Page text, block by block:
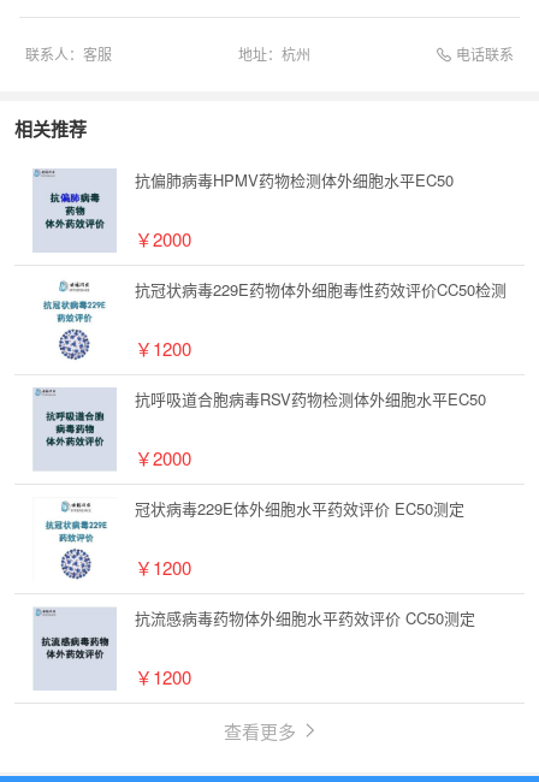
联系人： 客服 地址： 杭州 电话联系
相关推荐
抗偏肺病毒HPMV药物检测体外细胞水平EC50
￥2000
抗冠状病毒229E药物体外细胞毒性药效评价CC50检测
￥1200
抗呼吸道合胞病毒RSV药物检测体外细胞水平EC50
￥2000
冠状病毒229E体外细胞水平药效评价 EC50测定
￥1200
抗流感病毒药物体外细胞水平药效评价 CC50测定
￥1200
查看更多